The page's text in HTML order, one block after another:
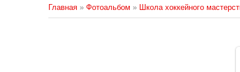
Главная » Фотоальбом » Школа хоккейного